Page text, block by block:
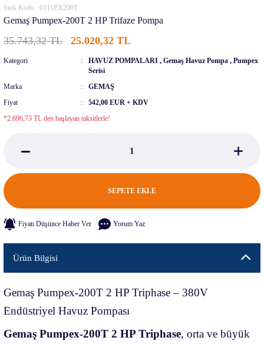
Stok Kodu : 0111PX200T
Gemaş Pumpex-200T 2 HP Trifaze Pompa
35.743,32 TL 25.020,32 TL
Kategori HAVUZ POMPALARI , Gemaş Havuz Pompa , Pumpex
Serisi
Marka
GEMAŞ
Fiyat
542,00 EUR + KDV
*2.696,73 TL den başlayan taksitlerle!
SEPETE EKLE
Fiyatı Düşünce Haber Ver Yorum Yaz
Ürün Bilgisi
Gemaş Pumpex-200T 2 HP Triphase – 380V
Endüstriyel Havuz Pompası
Gemaş Pumpex-200T 2 HP Triphase, orta ve büyük